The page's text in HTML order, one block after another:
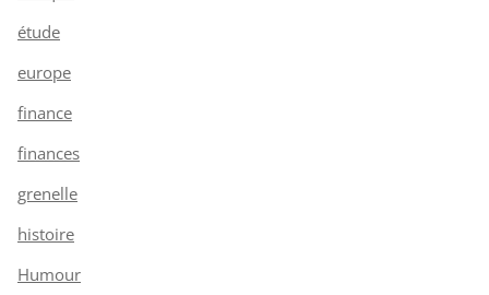
étude
europe
finance
finances
grenelle
histoire
Humour